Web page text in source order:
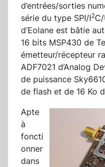
d’entrées/sorties
série du type SPI/I2
d’Eolane est bâtie
16 bits MSP430 de
émetteur/récepteur
ADF7021 d’Analog
de puissance
de flash et de 16 Ko
Apte
à
foncti
onner
dans